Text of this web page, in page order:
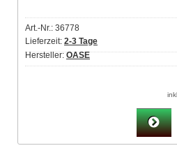
Art.-Nr.: 36778
Lieferzeit: 2-3 Tage
Hersteller:OASE